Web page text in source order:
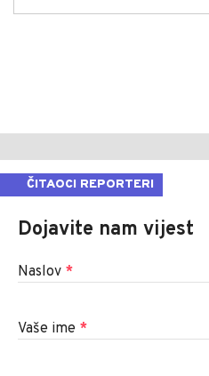
ČITAOCI REPORTERI
Dojavite nam vijest
Naslov *
Vaše ime *